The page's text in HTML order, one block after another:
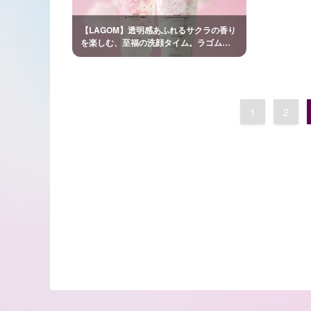
【LAGOM】透明感あふれるサクラの香り
を楽しむ、至福の洗顔タイム。ラゴムの
洗顔アイテムに、限定の香りが登場。
1 2